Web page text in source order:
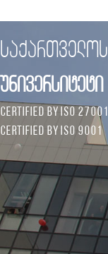
საქართველოს
უნივერსიტეტი
Certified by ISO 27001
Certified by ISO 9001